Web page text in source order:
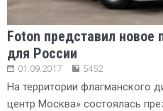
Foton представил новое
для России
01.09.2017 5452
На территории флагманского
центр Москва» состоялась